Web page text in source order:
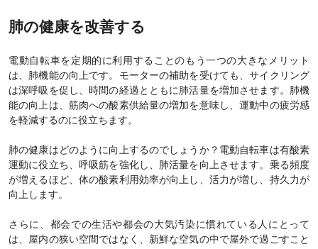
肺の健康を改善する
電動自転車を定期的に利用することのもう一つの大きなメリット
は、肺機能の向上です。モーターの補助を受けても、サイクリング
は深呼吸を促し、時間の経過とともに肺活量を増加させます。肺機
能の向上は、筋肉への酸素供給量の増加を意味し、運動中の疲労感
を軽減するのに役立ちます。
肺の健康はどのように向上するのでしょうか？電動自転車は有酸素
運動に役立ち、呼吸筋を強化し、肺活量を向上させます。乗る頻度
が増えるほど、体の酸素利用効率が向上し、活力が増し、持久力が
向上します。
さらに、都会での生活や都会の大気汚染に慣れている人にとって
は、屋内の狭い空間ではなく、新鮮な空気の中で屋外で過ごすこと